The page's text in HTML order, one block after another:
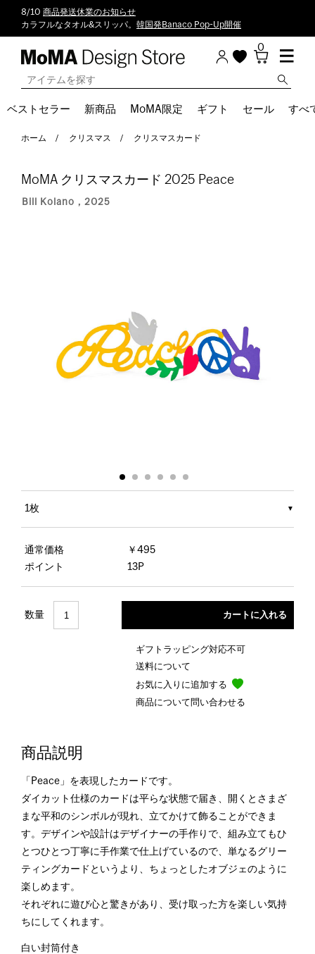
8/10 商品発送休業のお知らせ
カラフルなタオル&スリッパ。 韓国発Banaco Pop-Up開催
0
ベストセラー 新商品 MoMA限定 ギフト セール すべ
ホーム クリスマス クリスマスカード
MoMA クリスマスカード 2025 Peace
Bill Kolano，2025
1枚
通常価格
￥495
ポイント
13P
数量
ギフトラッピング対応不可
送料について
お気に入りに追加する
商品について問い合わせる
商品説明
「Peace」を表現したカードです。
ダイカット仕様のカードは平らな状態で届き、開くとさまざ
まな平和のシンボルが現れ、立てかけて飾ることができま
す。デザインや設計はデザイナーの手作りで、組み立てもひ
とつひとつ丁寧に手作業で仕上げているので、単なるグリー
ティングカードというより、ちょっとしたオブジェのように
楽しめます。
それぞれに遊び心と驚きがあり、受け取った方を楽しい気持
ちにしてくれます。
白い封筒付き